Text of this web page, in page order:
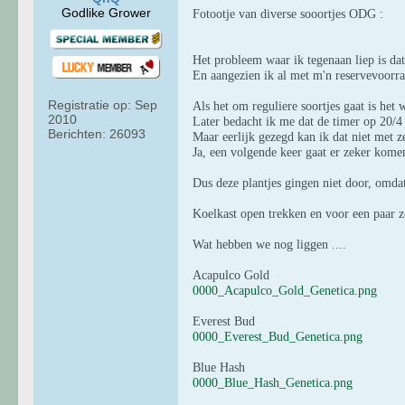
Godlike Grower
Registratie op: Sep
2010
Berichten: 26093
Fotootje van diverse sooortjes ODG :
Het probleem waar ik tegenaan liep is
En aangezien ik al met m'n
Als het om reguliere soortjes gaat is het
Later bedacht ik me dat de timer op 20/4
Maar eerlijk gezegd kan ik dat niet met
Ja, een volgende keer gaat er zeker
Dus deze plantjes gingen niet door,
Koelkast open trekken en voor een paar
Wat hebben we nog liggen ....
Acapulco Gold
0000_Acapulco_Gold_Genetica.png
Everest Bud
0000_Everest_Bud_Genetica.png
Blue Hash
0000_Blue_Hash_Genetica.png